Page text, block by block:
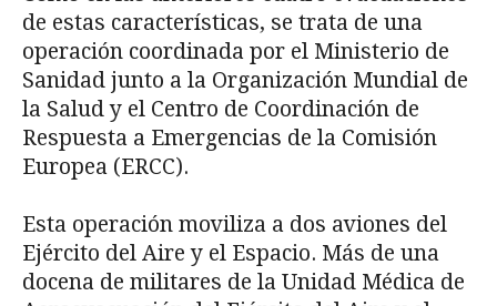
de estas características, se trata de una
operación coordinada por el Ministerio de
Sanidad junto a la Organización Mundial de
la Salud y el Centro de Coordinación de
Respuesta a Emergencias de la Comisión
Europea (ERCC).
Esta operación moviliza a dos aviones del
Ejército del Aire y el Espacio. Más de una
docena de militares de la Unidad Médica de